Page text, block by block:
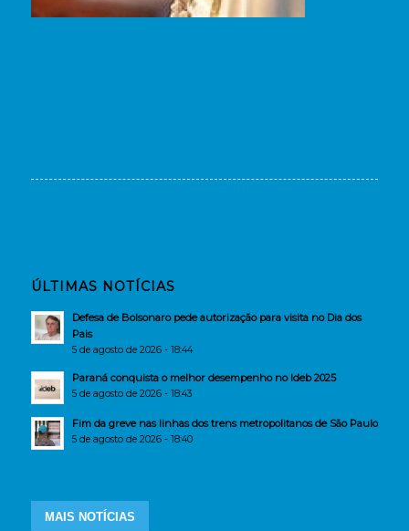
ÚLTIMAS NOTÍCIAS
Defesa de Bolsonaro pede autorização para visita no Dia dos
Pais
5 de agosto de 2026 - 18:44
Paraná conquista o melhor desempenho no Ideb 2025
5 de agosto de 2026 - 18:43
Fim da greve nas linhas dos trens metropolitanos de São Paulo
5 de agosto de 2026 - 18:40
MAIS NOTÍCIAS